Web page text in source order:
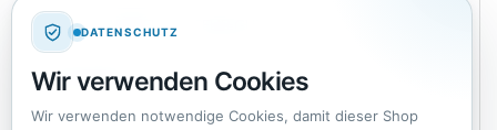
NEU WIE NEU
IN ORDNUNG
DATENSCHUTZ
Wir verwenden Cookies
Wir verwenden notwendige Cookies, damit dieser Shop